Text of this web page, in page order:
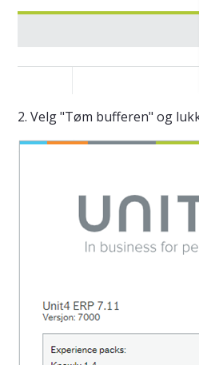
2. Velg "Tøm bufferen" og